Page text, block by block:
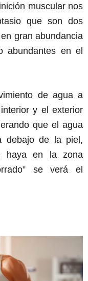
muscular nos
que son dos
gran abundancia
abundantes en el
de agua a
y el exterior
que el agua
debajo de la piel,
haya en la zona
se verá el